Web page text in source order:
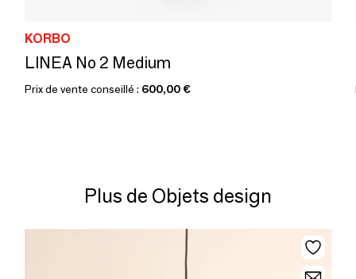
KORBO
LINEA No 2 Medium
Prix de vente conseillé : 600,00 €
Plus de Objets design